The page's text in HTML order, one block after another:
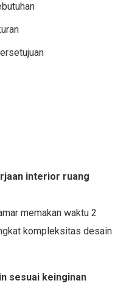
interior ruang
memakan waktu 2
kompleksitas desain
sesuai keinginan